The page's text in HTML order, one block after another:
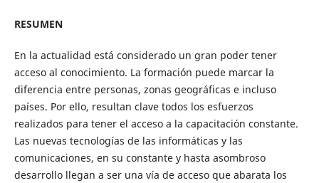
RESUMEN
En la actualidad está considerado un gran poder tener
acceso al conocimiento. La formación puede marcar la
diferencia entre personas, zonas geográficas e incluso
países. Por ello, resultan clave todos los esfuerzos
realizados para tener el acceso a la capacitación constante.
Las nuevas tecnologías de las informáticas y las
comunicaciones, en su constante y hasta asombroso
desarrollo llegan a ser una vía de acceso que abarata los